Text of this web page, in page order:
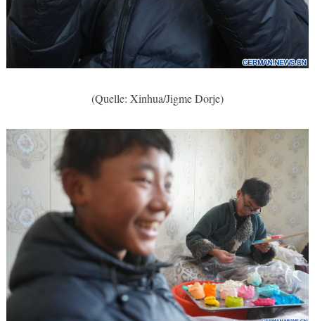
(Quelle: Xinhua/Jigme Dorje)